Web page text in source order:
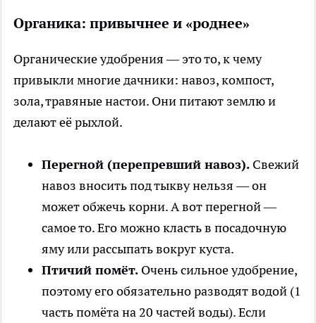
Органика: привычнее и «роднее»
Органические удобрения — это то, к чему
привыкли многие дачники: навоз, компост,
зола, травяные настои. Они питают землю и
делают её рыхлой.
Перегной (перепревший навоз). Свежий
навоз вносить под тыкву нельзя — он
может обжечь корни. А вот перегной —
самое то. Его можно класть в посадочную
яму или рассыпать вокруг куста.
Птичий помёт. Очень сильное удобрение,
поэтому его обязательно разводят водой (1
часть помёта на 20 частей воды). Если